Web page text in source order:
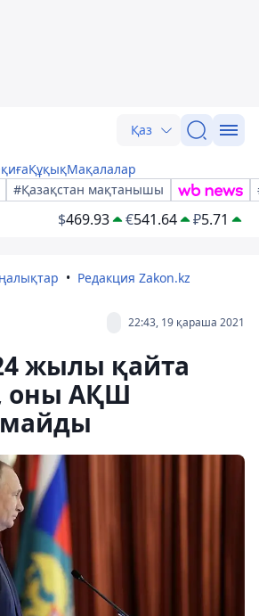
Қаз
ҚұқықМақалалар
#Қазақстан мақтанышы
$469.93 €541.64 ₽5.71
Редакция Zakon.kz
22:43, 19 қараша 2021
жылы қайта
оны АҚШ